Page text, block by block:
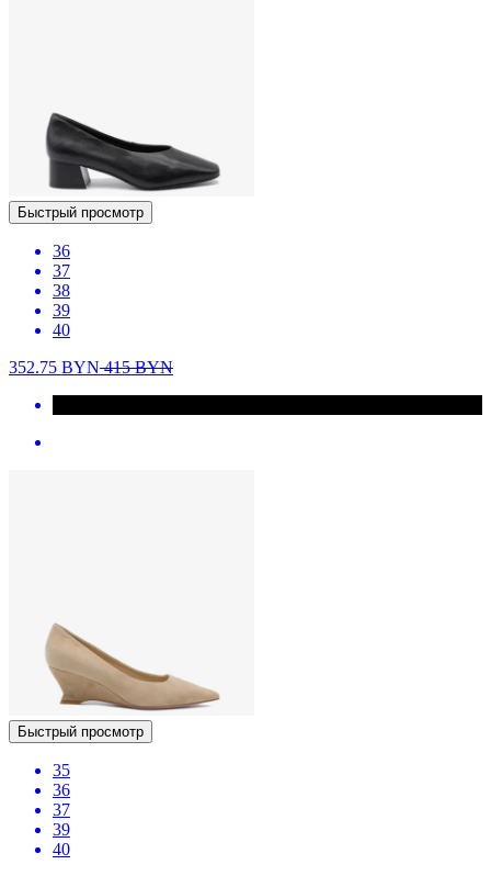
Быстрый просмотр
36
37
38
39
40
352.75 BYN415BYN
Быстрый просмотр
35
36
37
39
40